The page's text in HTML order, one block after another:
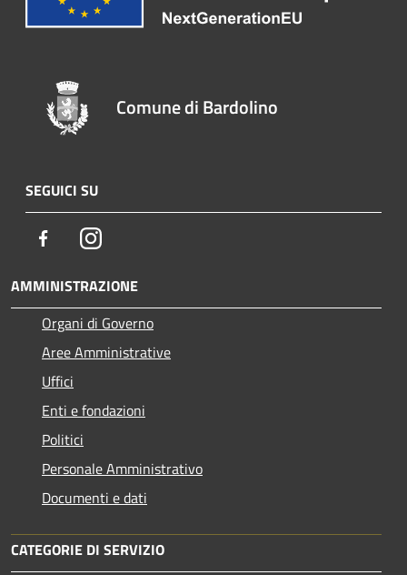
Comune di Bardolino
SEGUICI SU
FacebookInstagram
AMMINISTRAZIONE
Organi di Governo
Aree Amministrative
Uffici
Enti e fondazioni
Politici
Personale Amministrativo
Documenti e dati
CATEGORIE DI SERVIZIO